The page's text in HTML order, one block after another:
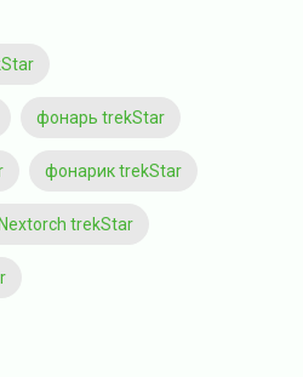
фонарь trekStar
фонарик trekStar
trekStar